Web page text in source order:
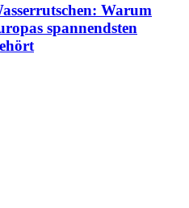
Warum
spannendsten